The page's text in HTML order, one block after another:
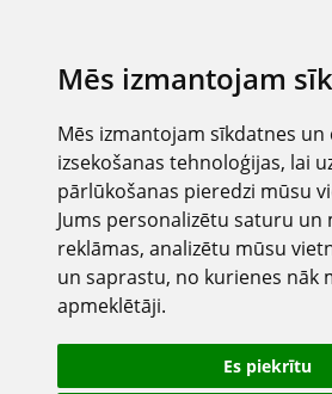
Mēs izmantojam
Mēs izmantojam sīkdatnes un
izsekošanas tehnoloģijas, lai
pārlūkošanas pieredzi mūsu
Jums personalizētu saturu un
reklāmas, analizētu mūsu
un saprastu, no kurienes nāk
apmeklētāji.
Es piekrītu